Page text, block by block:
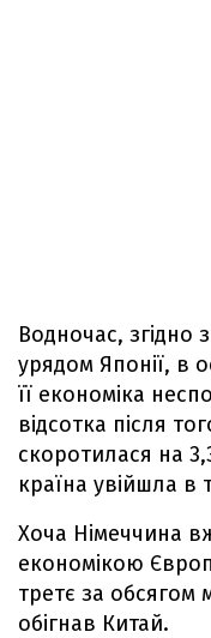
Водночас, згідно
урядом Японії, в
її економіка
відсотка після
скоротилася на
країна увійшла в
Хоча Німеччина
економікою
третє за обсягом
обігнав Китай.